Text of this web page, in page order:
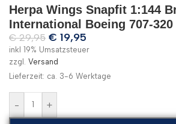
Herpa Wings Snapfit 1:144
International Boeing 707-320
€29,95 € 19,95
inkl 19% Umsatzsteuer
zzgl. Versand
Lieferzeit: ca. 3-6 Werktage
- +